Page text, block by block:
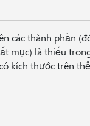
các thành phần
mục) là thiếu
kích thước trên